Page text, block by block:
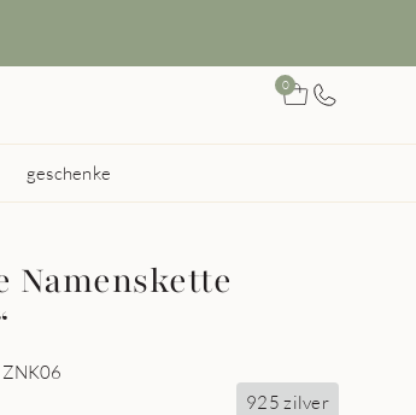
0
geschenke
Namenskette
925 zilver